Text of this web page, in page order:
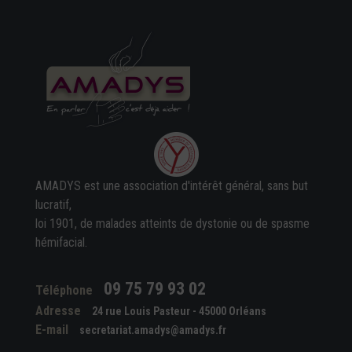
AMADYS est une association d'intérêt général, sans but
lucratif,
loi 1901, de malades atteints de dystonie ou de spasme
hémifacial.
Téléphone 09 75 79 93 02
Adresse 24 rue Louis Pasteur - 45000 Orléans
E-mail secretariat.amadys@amadys.fr